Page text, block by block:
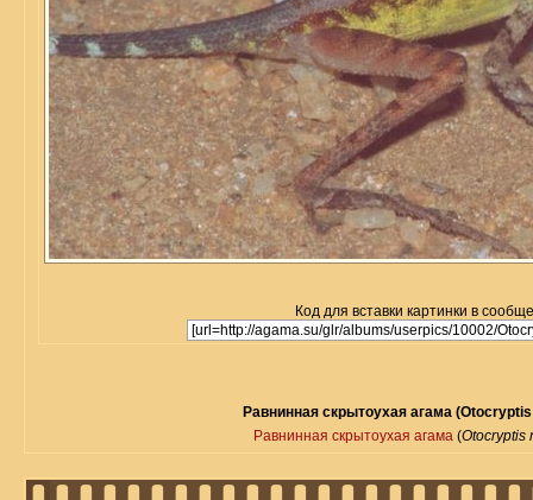
Код для вставки картинки в
Равнинная скрытоухая агама
Равнинная скрытоухая агама (Otocryptis